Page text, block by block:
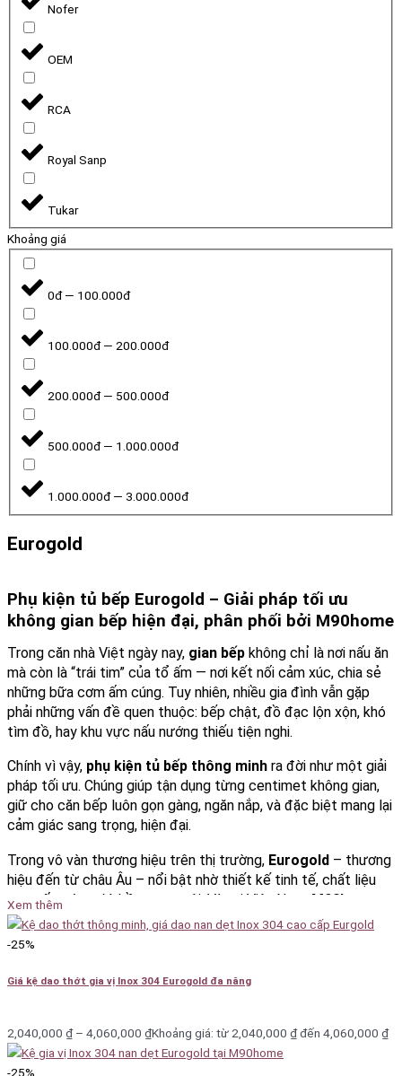
Nofer
OEM
RCA
Royal Sanp
Tukar
Khoảng giá
0đ — 100.000đ
100.000đ — 200.000đ
200.000đ — 500.000đ
500.000đ — 1.000.000đ
1.000.000đ — 3.000.000đ
Eurogold
Phụ kiện tủ bếp Eurogold – Giải pháp tối ưu
không gian bếp hiện đại, phân phối bởi M90home
Trong căn nhà Việt ngày nay, gian bếp không chỉ là nơi nấu ăn
mà còn là “trái tim” của tổ ấm — nơi kết nối cảm xúc, chia sẻ
những bữa cơm ấm cúng. Tuy nhiên, nhiều gia đình vẫn gặp
phải những vấn đề quen thuộc: bếp chật, đồ đạc lộn xộn, khó
tìm đồ, hay khu vực nấu nướng thiếu tiện nghi.
Chính vì vậy, phụ kiện tủ bếp thông minh ra đời như một giải
pháp tối ưu. Chúng giúp tận dụng từng centimet không gian,
giữ cho căn bếp luôn gọn gàng, ngăn nắp, và đặc biệt mang lại
cảm giác sang trọng, hiện đại.
Trong vô vàn thương hiệu trên thị trường, Eurogold – thương
hiệu đến từ châu Âu – nổi bật nhờ thiết kế tinh tế, chất liệu
cao cấp, cùng độ bền vượt trội. Và tại Việt Nam, M90home
tự hào làđại lý phân phối chính hãng Eurogold , phục vụ cả
khách hàng lẻ
Eurogoldlà thương hiệu phụ kiện tủ bếp cao cấp được phát
triển theo tiêu chuẩn châu Âu, nổi tiếng với triết lý
Xem thêm
-25%
Giá kệ dao thớt gia vị Inox 304 Eurogold đa năng
2,040,000 ₫ – 4,060,000 ₫Khoảng giá: từ 2,040,000 ₫ đến 4,060,000 ₫
-25%